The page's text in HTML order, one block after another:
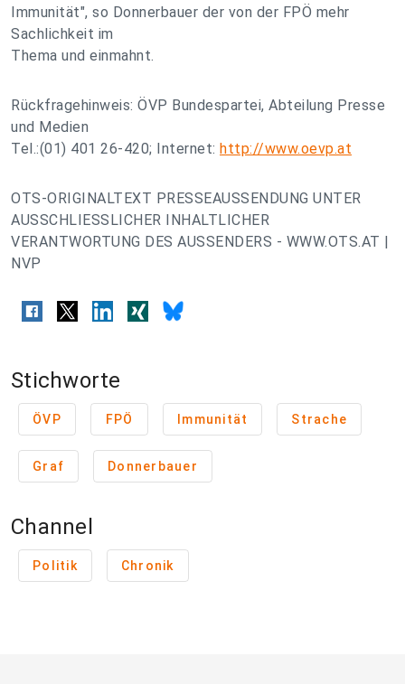
Immunität", so Donnerbauer der von der FPÖ mehr
Sachlichkeit im
Thema und einmahnt.
Rückfragehinweis: ÖVP Bundespartei, Abteilung Presse
und Medien
Tel.:(01) 401 26-420; Internet: http://www.oevp.at
OTS-ORIGINALTEXT PRESSEAUSSENDUNG UNTER
AUSSCHLIESSLICHER INHALTLICHER
VERANTWORTUNG DES AUSSENDERS - WWW.OTS.AT |
NVP
Stichworte
ÖVP FPÖ Immunität Strache
Graf Donnerbauer
Channel
Politik Chronik